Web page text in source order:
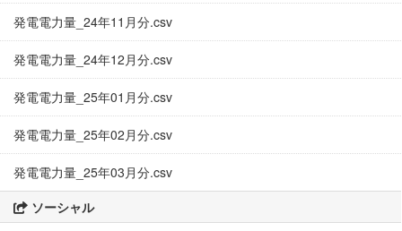
発電電力量_24年11月分.csv
発電電力量_24年12月分.csv
発電電力量_25年01月分.csv
発電電力量_25年02月分.csv
発電電力量_25年03月分.csv
ソーシャル